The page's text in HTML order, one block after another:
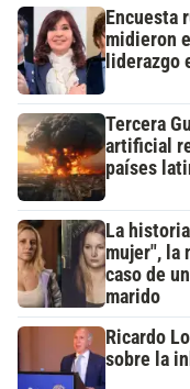
Encuesta
midieron
liderazgo
Tercera
artificial
países
La
mujer", la
caso de
marido
Ricardo
sobre la